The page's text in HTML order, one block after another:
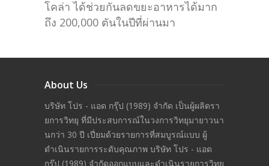
โคล่า ได้ช่วยกันลดขยะอาหารได้มาก
ถึง 200,000 ตันในปีที่ผ่านมา
About Us
บริษัท โปร - แอด กรุ๊ป (1989) จำกัด เป็นผู้ผลิดรา
ยการวิทยุ ที่มีประสบการณ์ในวงการวิทยุมายาวนา
นกว่า 30 ปี เปี่ยมด้วยรายการที่สมบูรณ์แบบ ผู้
ดำเนินรายการระดับคุณภาพ บริษัท โปร - แอด
กรุ๊ป (1989) จำกัดออกแบบและดำเนินรายการวิทยุ